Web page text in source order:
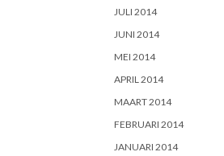
JULI 2014
JUNI 2014
MEI 2014
APRIL 2014
MAART 2014
FEBRUARI 2014
JANUARI 2014